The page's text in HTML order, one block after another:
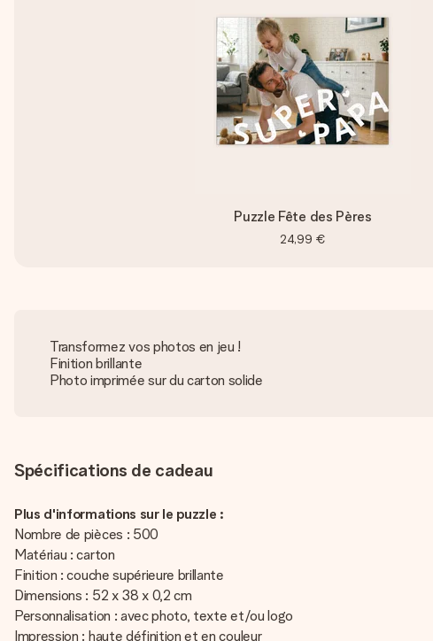
Puzzle Fête des Pères
24,99 €
Transformez vos photos en jeu !
Finition brillante
Photo imprimée sur du carton solide
Spécifications de cadeau
Plus d'informations sur le puzzle :
Nombre de pièces : 500
Matériau : carton
Finition : couche supérieure brillante
Dimensions : 52 x 38 x 0,2 cm
Personnalisation : avec photo, texte et/ou logo
Impression : haute définition et en couleur